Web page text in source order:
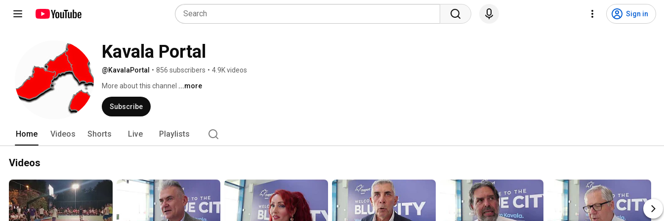
Sign in
Kavala Portal
@KavalaPortal • 856 subscribers • 4.9K videos
More about this channel ...more
Subscribe
Home Videos Shorts Live Playlists
Videos